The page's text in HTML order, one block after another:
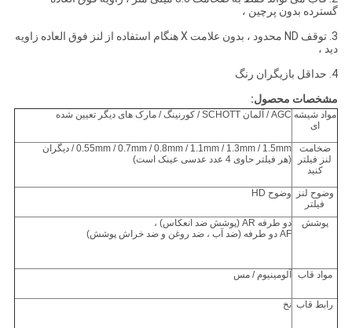
گسترده بدون پرچین ،
3. توقف ND محدود ، بدون علامت X هنگام استفاده از لنز فوق العاده زاویه
دید ،
4. حداقل بازیگران رنگ
مشخصات محصول:
مواد شیشه
ای
AGC / آلمان SCHOTT / کورنینگ / مارک های دیگر تعیین شده
ضخامت
لنز فیلتر
کنید
0.55mm / 0.7mm / 0.8mm / 1.1mm / 1.3mm / 1.5mm / دیگران
(هر فیلتر حاوی 4 عدد عدسی عینک است)
وضوح لنز
فیلتر
وضوح HD
پوشش
دو طرفه AR (پوشش ضد انعکاس) ،
AF دو طرفه (ضد آب ، ضد روغن و ضد خراش پوشش)
مواد قاب آلومینیوم / مس
رابط قاب نخ